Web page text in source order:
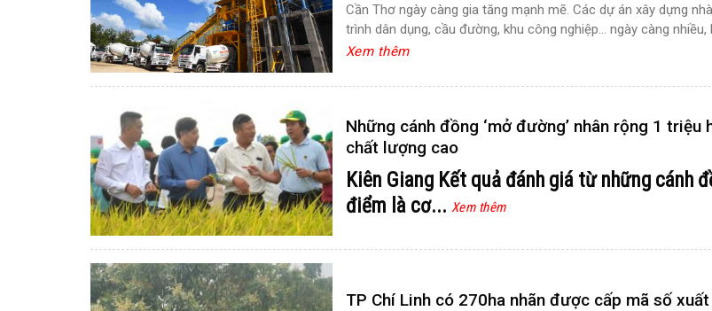
Cần Thơ ngày càng gia tăng mạnh mẽ. Các dự án xây dựng
trình dân dụng, cầu đường, khu công nghiệp… ngày càng nhiều,
Xem thêm
Những cánh đồng ‘mở đường’ nhân rộng 1 triệu
chất lượng cao
Kiên Giang Kết quả đánh giá từ những cánh
điểm là cơ... Xem thêm
TP Chí Linh có 270ha nhãn được cấp mã số